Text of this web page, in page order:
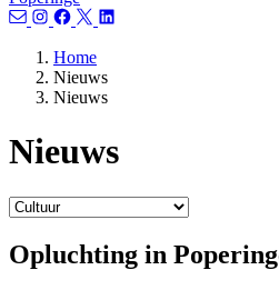
Home
Nieuws
Nieuws
Nieuws
Opluchting in